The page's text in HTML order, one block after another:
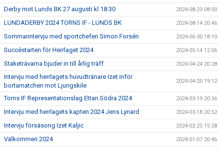
Derby mot Lunds BK 27 augusti kl 18:30 2024-08-23 08:00
LUNDADERBY 2024 TORNS IF - LUNDS BK 2024-08-14 20:46
Sommarintervju med sportchefen Simon Forsén 2024-06-30 18:10
Succéstarten för Herrlaget 2024 2024-05-14 12:06
Staketrävarna bjuder in till årlig träff 2024-04-24 20:28
Intervju med herrlagets huvudtränare Izet inför
bortamatchen mot Ljungskile
2024-04-20 19:12
Torns IF Representationslag Ettan Södra 2024 2024-03-19 20:56
Intervju med herrlagets kapten 2024 Jens Lynard 2024-03-18 20:52
Intervju försäsong Izet Kaljic 2024-02-25 15:28
Välkommen 2024 2024-01-07 20:46